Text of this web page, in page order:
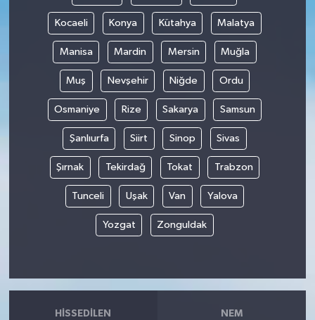
Kocaeli Konya Kütahya Malatya
Manisa Mardin Mersin Muğla
Muş Nevşehir Niğde Ordu
Osmaniye Rize Sakarya Samsun
Şanlıurfa Siirt Sinop Sivas
Şırnak Tekirdağ Tokat Trabzon
Tunceli Uşak Van Yalova
Yozgat Zonguldak
HISSEDILEN NEM